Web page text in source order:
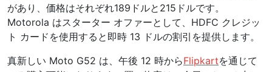
があり、価格はそれぞれ189ドルと215ドルです。
Motorola はスターター オファーとして、HDFC クレジッ
ト カードを使用すると即時 13 ドルの割引を提供します。
真新しい Moto G52 は、午後 12 時からFlipkartを通じて